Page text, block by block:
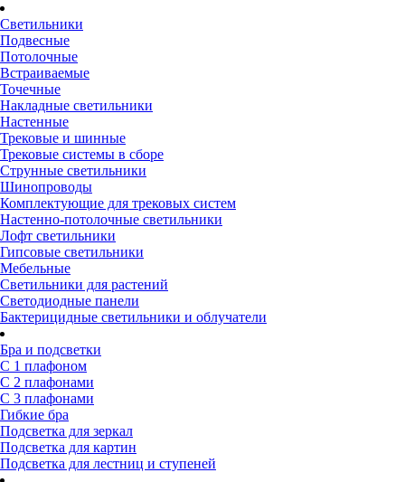
Светильники
Подвесные
Потолочные
Встраиваемые
Точечные
Накладные светильники
Настенные
Трековые и шинные
Трековые системы в сборе
Струнные светильники
Шинопроводы
Комплектующие для трековых систем
Настенно-потолочные светильники
Лофт светильники
Гипсовые светильники
Мебельные
Светильники для растений
Светодиодные панели
Бактерицидные светильники и облучатели
Бра и подсветки
С 1 плафоном
С 2 плафонами
С 3 плафонами
Гибкие бра
Подсветка для зеркал
Подсветка для картин
Подсветка для лестниц и ступеней